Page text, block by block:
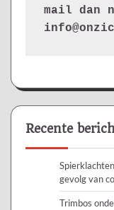
mail dan
Recente
gevolg van
Trimbos